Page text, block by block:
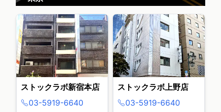
ストックラボ新宿本店
03-5919-6640
ストックラボ上野店
03-5919-6640